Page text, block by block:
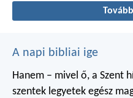
A napi bibliai ige
Hanem – mivel ő, a Szent
szentek legyetek egész